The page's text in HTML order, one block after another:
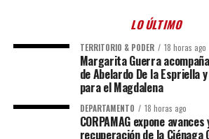
LO ÚLTIMO
TERRITORIO & PODER 18 horas ago
Margarita Guerra
de Abelardo De la Espriella
para el Magdalena
DEPARTAMENTO 18 horas ago
CORPAMAG expone
recuperación de la Ciénaga